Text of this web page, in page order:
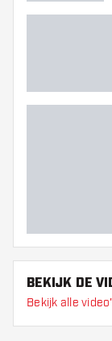
Barrel vorm
BEKIJK DE
Bekijk alle